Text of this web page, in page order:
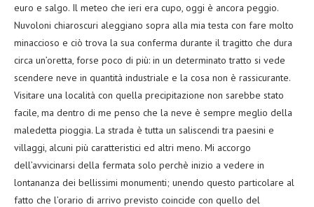
euro e salgo. Il meteo che ieri era cupo, oggi è ancora peggio.
Nuvoloni chiaroscuri aleggiano sopra alla mia testa con fare molto
minaccioso e ciò trova la sua conferma durante il tragitto che dura
circa un’oretta, forse poco di più: in un determinato tratto si vede
scendere neve in quantità industriale e la cosa non è rassicurante.
Visitare una località con quella precipitazione non sarebbe stato
facile, ma dentro di me penso che la neve è sempre meglio della
maledetta pioggia. La strada è tutta un saliscendi tra paesini e
villaggi, alcuni più caratteristici ed altri meno. Mi accorgo
dell’avvicinarsi della fermata solo perchè inizio a vedere in
lontananza dei bellissimi monumenti; unendo questo particolare al
fatto che l’orario di arrivo previsto coincide con quello del